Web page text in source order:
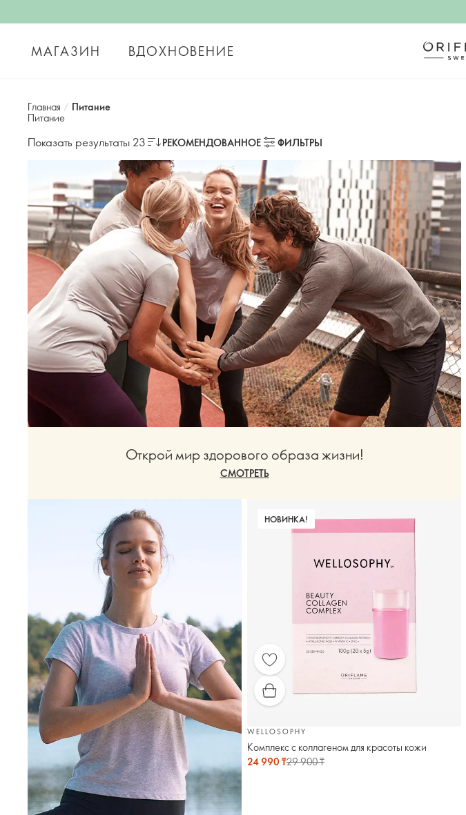
МАГАЗИН ВДОХНОВЕНИЕ
Главная / Питание
Питание
Показать результаты 23 РЕКОМЕНДОВАННОЕ ФИЛЬТРЫ
Открой мир здорового образа жизни!
СМОТРЕТЬ
НОВИНКА!
WELLOSOPHY
Комплекс с коллагеном для красоты кожи
24 990 ₸29 900 ₸